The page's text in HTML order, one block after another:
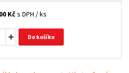
Kčs DPH / ks
Do košíku